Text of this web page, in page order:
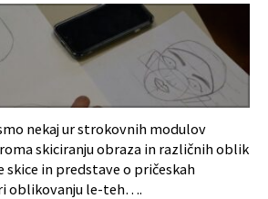
nekaj ur strokovnih modulov
skiciranju obraza in različnih oblik
skice in predstave o pričeskah
oblikovanju le-teh….